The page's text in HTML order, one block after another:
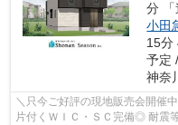
分
小田
15分
予定
神奈
＼只今ご好評の現地販売会開催
片付くＷＩＣ・ＳＣ完備◎ 耐震